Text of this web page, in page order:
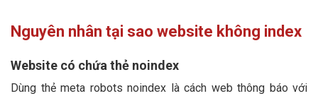
Nguyên nhân tại sao website không index
Website có chứa thẻ noindex
Dùng thẻ meta robots noindex là cách web thông báo với